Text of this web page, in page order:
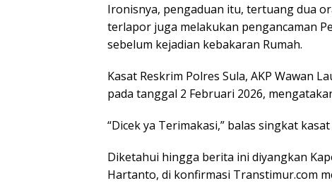
Ironisnya, pengaduan itu, tertuang dua
terlapor juga melakukan pengancaman
sebelum kejadian kebakaran Rumah.
Kasat Reskrim Polres Sula, AKP Wawan
pada tanggal 2 Februari 2026,
“Dicek ya Terimakasi,” balas singkat
Diketahui hingga berita ini diyangkan
Hartanto, di konfirmasi Transtimur.com